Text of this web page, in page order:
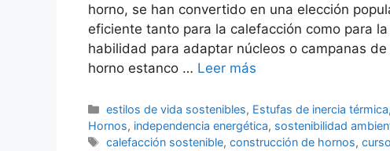
horno, se han convertido en una elección
eficiente tanto para la calefacción como para
habilidad para adaptar núcleos o campanas
horno estanco … Leer más
Categorías
estilos de vida sostenibles, Estufas de inercia térmica,
Hornos, independencia energética, sostenibilidad
Etiquetas
calefacción sostenible,construcción de hornos,